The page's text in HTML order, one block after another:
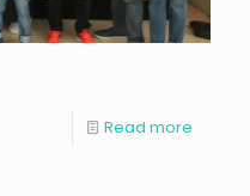
Read more